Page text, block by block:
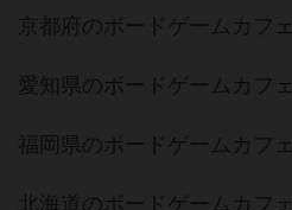
京都府のボードゲームカフェ
愛知県のボードゲームカフェ
福岡県のボードゲームカフェ
北海道のボードゲームカフェ